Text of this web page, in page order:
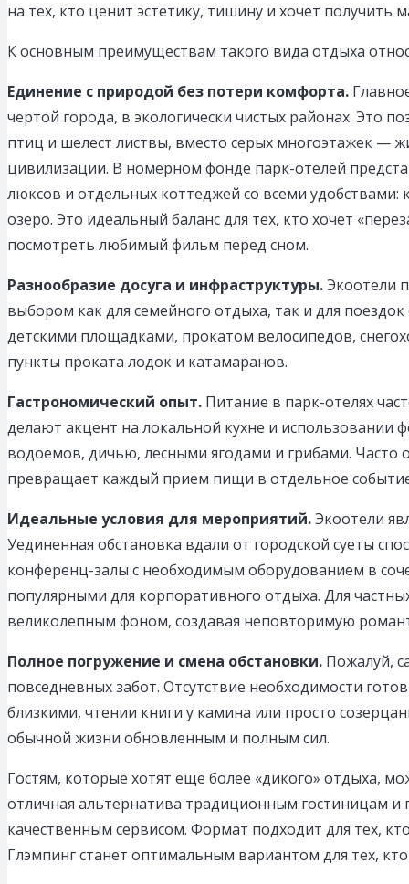
на тех, кто ценит эстетику, тишину и хочет получить
К основным преимуществам такого вида отдыха
Единение с природой без потери комфорта.
чертой города, в экологически чистых районах. Это
птиц и шелест листвы, вместо серых многоэтажек —
цивилизации. В номерном фонде парк-отелей
люксов и отдельных коттеджей со всеми
озеро. Это идеальный баланс для тех, кто хочет
посмотреть любимый фильм перед сном.
Разнообразие досуга и инфраструктуры.Экоотели
выбором как для семейного отдыха, так и для
детскими площадками, прокатом велосипедов,
пункты проката лодок и катамаранов.
Гастрономический опыт. Питание в парк-отелях
делают акцент на локальной кухне и использовании
водоемов, дичью, лесными ягодами и грибами. Часто
превращает каждый прием пищи в отдельное
Идеальные условия для мероприятий.Экоотели
Уединенная обстановка вдали от городской суеты
конференц-залы с необходимым оборудованием в
популярными для корпоративного отдыха. Для
великолепным фоном, создавая неповторимую
Полное погружение и смена обстановки. Пожалуй,
повседневных забот. Отсутствие необходимости
близкими, чтении книги у камина или просто
обычной жизни обновленным и полным сил.
Гостям, которые хотят еще более «дикого» отдыха,
отличная альтернатива традиционным гостиницам
качественным сервисом. Формат подходит для тех,
Глэмпинг станет оптимальным вариантом для тех,